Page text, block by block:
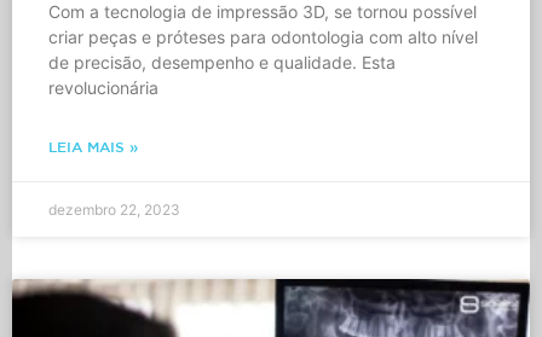
Com a tecnologia de impressão 3D, se tornou possível
criar peças e próteses para odontologia com alto nível
de precisão, desempenho e qualidade. Esta
revolucionária
LEIA MAIS »
dezembro 22, 2023